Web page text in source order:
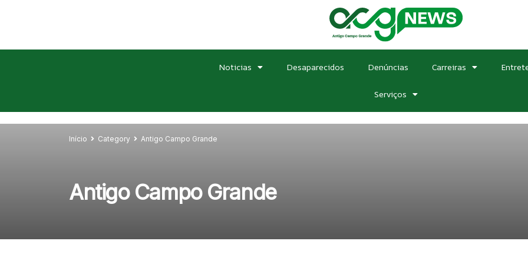
Noticias Desaparecidos Denúncias Carreiras
Serviços
Início Category Antigo Campo Grande
Antigo Campo Grande